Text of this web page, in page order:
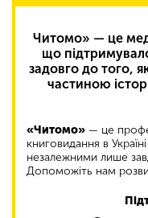
Читомо» — це
що
задовго до того,
частиною
«Читомо» — це
книговидання в
незалежними лише
Допоможіть нам